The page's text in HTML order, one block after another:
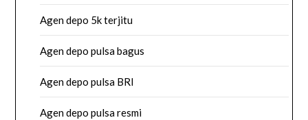
Agen depo 5k terjitu
Agen depo pulsa bagus
Agen depo pulsa BRI
Agen depo pulsa resmi